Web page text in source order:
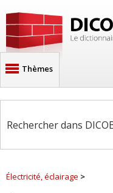
Thèmes
Architecture
Description des bâtiments
Sols, infrastructures
Électricité, éclairage >